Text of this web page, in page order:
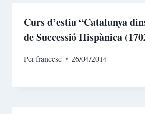
Curs d’estiu “Catalunya
de Successió Hispànica
Perfrancesc 26/04/2014